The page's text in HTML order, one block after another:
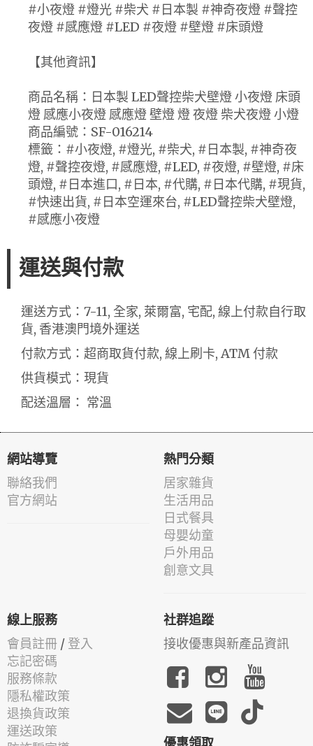
#小夜燈 #燈光 #柴犬 #日本製 #神奇夜燈 #聲控
夜燈 #感應燈 #LED #夜燈 #壁燈 #床頭燈
【其他資訊】
商品名稱：日本製 LED聲控柴犬壁燈 小夜燈 床頭
燈 感應小夜燈 感應燈 壁燈 燈 夜燈 柴犬夜燈 小燈
商品編號：SF-016214
標籤：#小夜燈, #燈光, #柴犬, #日本製, #神奇夜
燈, #聲控夜燈, #感應燈, #LED, #夜燈, #壁燈, #床
頭燈, #日本進口, #日本, #代購, #日本代購, #現貨,
#快速出貨, #日本空運來台, #LED聲控柴犬壁燈,
#感應小夜燈
運送與付款
運送方式：7-11, 全家, 萊爾富, 宅配, 線上付款自行取
貨, 香港澳門境外運送
付款方式：超商取貨付款, 線上刷卡, ATM 付款
供貨模式：現貨
配送溫層： 常溫
網站導覽
聯絡我們
官方網站
熱門分類
居家雜貨
生活用品
日式餐具
母嬰幼童
戶外用品
創意文具
線上服務
會員註冊 / 登入
忘記密碼
服務條款
隱私權政策
退換貨政策
運送政策
社群追蹤
接收優惠與新產品資訊